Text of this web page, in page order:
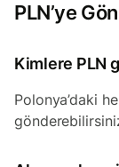
PLN’ye
Kimlere PLN
Polonya’daki